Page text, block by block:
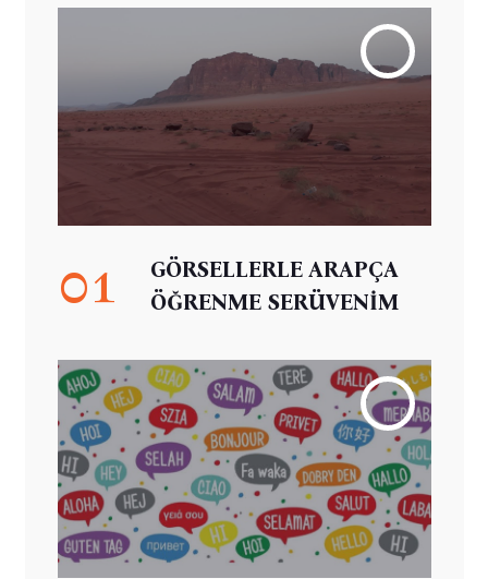
01
GÖRSELLERLE ARAPÇA
ÖĞRENME SERÜVENİM